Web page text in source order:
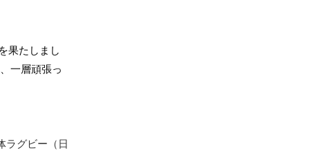
果たしまし
一層頑張っ
ラグビー（日